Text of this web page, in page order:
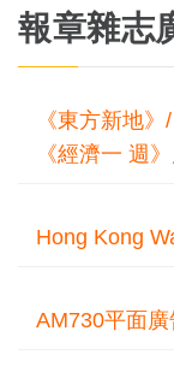
報章雜志
《東方新地
《經濟一 週
Hong Kong
AM730平面廣